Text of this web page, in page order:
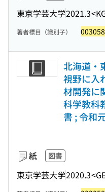
東京学芸大学2021.3
著者標目（識別子）
北海道・
視野に入
材開発に
科学教科
書 ; 令和
紙 図書
東京学芸大学2020.3